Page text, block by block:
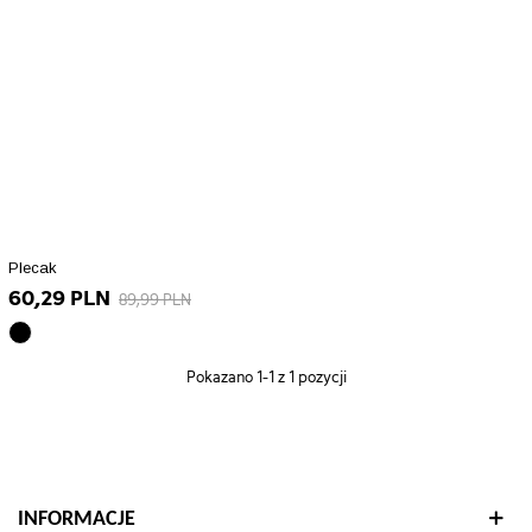
Plecak
60,29 PLN 89,99 PLN
czarny
["id_product"]=>
Pokazano1-1 z 1 pozycji
INFORMACJE